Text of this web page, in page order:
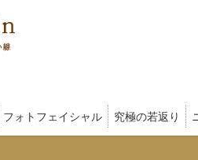
フォトフェイシャル 究極の若返り